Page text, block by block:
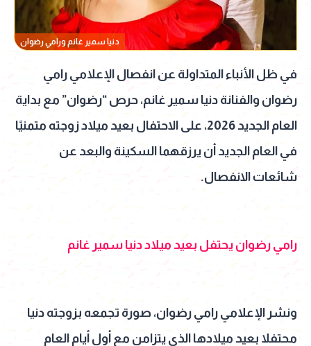
دنيا سمير غانم ورامي رضوان
في ظل الأنباء المتداولة عن انفصال الإعلامي رامي
رضوان والفنانة دنيا سمير غانم، حرص “رضوان” مع بداية
العام الجديد 2026، على الاحتفال بعيد ميلاد زوجته متمنيًا
في العام الجديد أن يرزقهما السكينة والبعد عن
شائعات الانفصال.
رامي رضوان يحتفل بعيد ميلاد دنيا سمير غانم
ونشر الإعلامي رامي رضوان، صورة تجمعه بزوجته دنيا
محتفلا بعيد ميلادها الذي يتزامن مع أول أيام العام